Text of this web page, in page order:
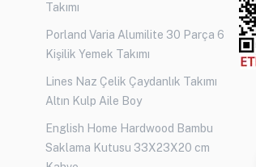
Takımı
Porland Varia Alumilite 30 Parça 6
Kişilik Yemek Takımı
Lines Naz Çelik Çaydanlık Takımı
Altın Kulp Aile Boy
English Home Hardwood Bambu
Saklama Kutusu 33X23X20 cm